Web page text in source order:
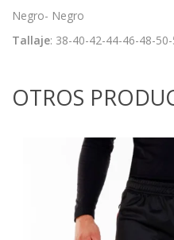
Negro- Negro
Tallaje: 38-40-42-44-46-48-
OTROS